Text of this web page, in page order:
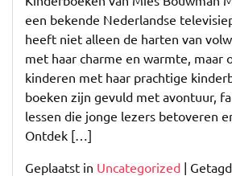
een bekende Nederlandse
heeft niet alleen de harten van
met haar charme en warmte, maar
kinderen met haar prachtige
boeken zijn gevuld met avontuur,
lessen die jonge lezers betoveren
Ontdek […]
Geplaatst in Uncategorized | Getagd